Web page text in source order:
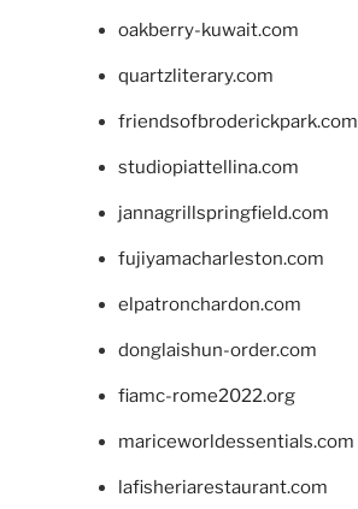
oakberry-kuwait.com
quartzliterary.com
friendsofbroderickpark.com
studiopiattellina.com
jannagrillspringfield.com
fujiyamacharleston.com
elpatronchardon.com
donglaishun-order.com
fiamc-rome2022.org
mariceworldessentials.com
lafisheriarestaurant.com